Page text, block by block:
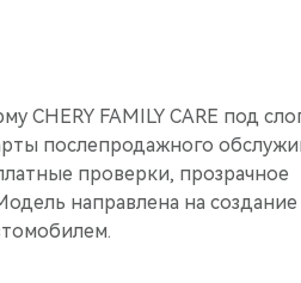
CHERY FAMILY CARE под
послепродажного
проверки, прозрачное
направлена на создание